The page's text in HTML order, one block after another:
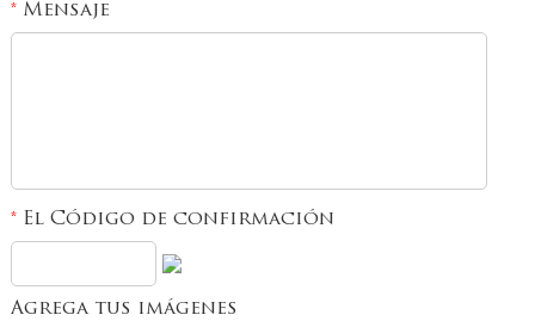
*Mensaje
*El Código de confirmación
Agrega tus imágenes